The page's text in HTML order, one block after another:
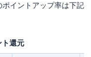
イントアップ率は下記
ト還元